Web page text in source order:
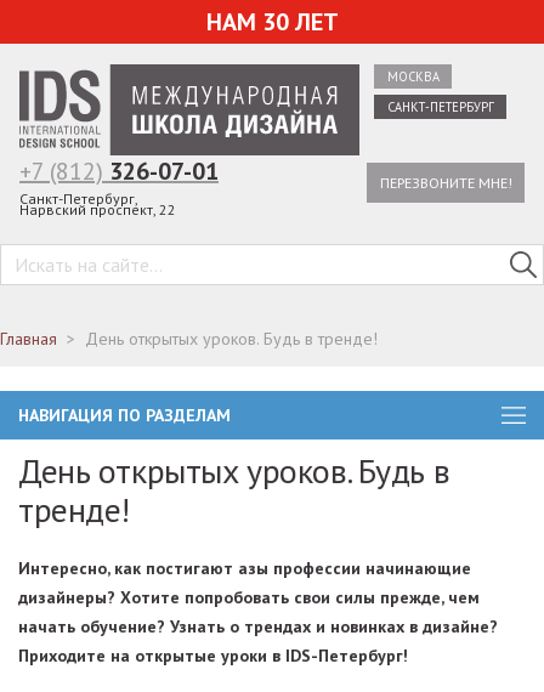
НАМ 30 ЛЕТ
МОСКВА
САНКТ-ПЕТЕРБУРГ
ПЕРЕЗВОНИТЕ МНЕ!
+7 (812) 326-07-01
Санкт-Петербург,
Нарвский проспект, 22
Главная День открытых уроков. Будь в тренде!
НАВИГАЦИЯ ПО РАЗДЕЛАМ
День открытых уроков. Будь в
тренде!
Интересно, как постигают азы профессии начинающие
дизайнеры? Хотите попробовать свои силы прежде, чем
начать обучение? Узнать о трендах и новинках в дизайне?
Приходите на открытые уроки в IDS-Петербург!